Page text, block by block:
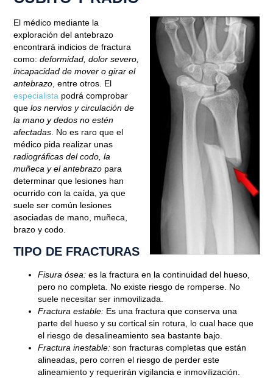
El médico mediante la
exploración del antebrazo
encontrará indicios de fractura
como: deformidad, dolor severo,
incapacidad de mover o girar el
antebrazo , entre otros. El
especialista podrá comprobar
quelos nervios y circulación de
la mano y dedos no estén
afectadas . No es raro que el
médico pida realizar unas
radiográficas del codo, la
muñeca y el antebrazo para
determinar que lesiones han
ocurrido con la caída, ya que
suele ser común lesiones
asociadas de mano, muñeca,
brazo y codo.
TIPO DE FRACTURAS
Fisura ósea:es la fractura en la continuidad del hueso,
pero no completa. No existe riesgo de romperse. No
suele necesitar ser inmovilizada.
Fractura estable: Es una fractura que conserva una
parte del hueso y su cortical sin rotura, lo cual hace que
el riesgo de desalineamiento sea bastante bajo.
Fractura inestable:son fracturas completas que están
alineadas, pero corren el riesgo de perder este
alineamiento y requerirán vigilancia e inmovilización.